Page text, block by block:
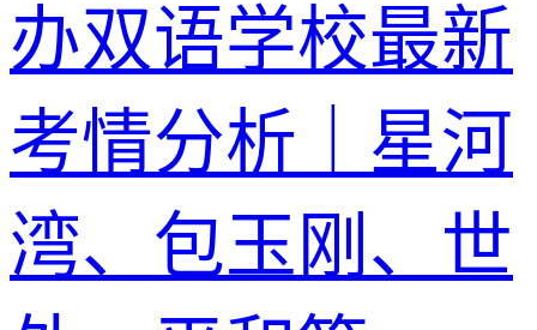
办双语学校最新
考情分析｜星河
湾、包玉刚、世